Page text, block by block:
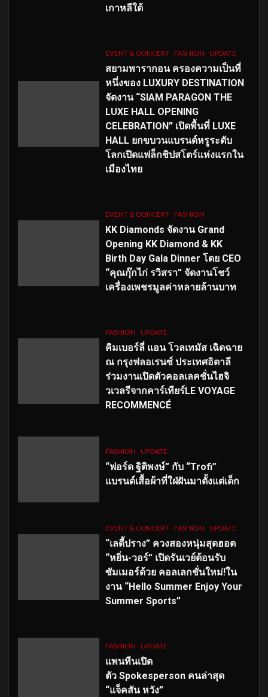
เกาหลีใต้
EVENT & CONCERT FASHION UPDATE
สยามพารากอน ครองความเป็นที่
หนึ่งของ LUXURY DESTINATION
จัดงาน “SIAM PARAGON THE
LUXE HALL OPENING
CELEBRATION” เปิดพื้นที่ LUXE
HALL ยกขบวนแบรนด์หรูระดับ
โลกเปิดแฟล็กชิปสโตร์แห่งแรกใน
เมืองไทย
EVENT & CONCERT FASHION
KK Diamonds จัดงาน Grand
Opening KK Diamond & KK
Birth Day Gala Dinner โดย CEO
“คุณกุ๊กไก่ รวิสรา” จัดงานโชว์
เครื่องเพชรมูลค่าหลายล้านบาท
FASHION UPDATE
คิมเบอร์ลี่ แอน โวลเทมัส เฉิดฉาย
ณ กรุงฟลอเรนซ์ ประเทศอิตาลี
ร่วมงานเปิดตัวคอลเลคชั่นไฮจิ
วเวลรีจากคาร์เทียร์LE VOYAGE
RECOMMENCÉ
FASHION UPDATE
“ฟอร์ด ฐิติพงษ์” กับ “Trofi”
แบรนด์เสื้อผ้าที่ใฝ่ฝันมาตั้งแต่เด็ก
EVENT & CONCERT FASHION UPDATE
“เลดี้ปราง” ควงสองหนุ่มสุดฮอต
“หยิ่น-วอร์” เปิดรันเวย์ต้อนรับ
ซัมเมอร์ด้วย คอลเลกชั่นใหม่!ใน
งาน “Hello Summer Enjoy Your
Summer Sports”
FASHION UPDATE
แพนทีนเปิด
ตัว Spokesperson คนล่าสุด
“แจ็คสัน หวัง”